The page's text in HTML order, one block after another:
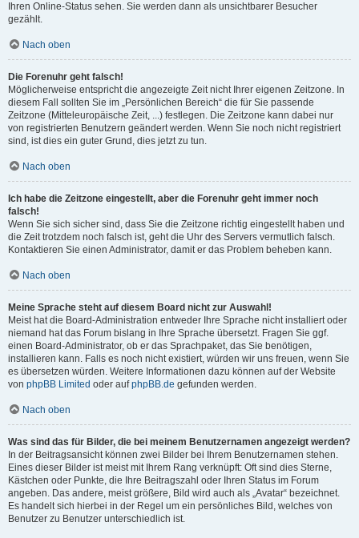
Ihren Online-Status sehen. Sie werden dann als unsichtbarer Besucher
gezählt.
Nach oben
Die Forenuhr geht falsch!
Möglicherweise entspricht die angezeigte Zeit nicht Ihrer eigenen Zeitzone. In
diesem Fall sollten Sie im „Persönlichen Bereich“ die für Sie passende
Zeitzone (Mitteleuropäische Zeit, ...) festlegen. Die Zeitzone kann dabei nur
von registrierten Benutzern geändert werden. Wenn Sie noch nicht registriert
sind, ist dies ein guter Grund, dies jetzt zu tun.
Nach oben
Ich habe die Zeitzone eingestellt, aber die Forenuhr geht immer noch
falsch!
Wenn Sie sich sicher sind, dass Sie die Zeitzone richtig eingestellt haben und
die Zeit trotzdem noch falsch ist, geht die Uhr des Servers vermutlich falsch.
Kontaktieren Sie einen Administrator, damit er das Problem beheben kann.
Nach oben
Meine Sprache steht auf diesem Board nicht zur Auswahl!
Meist hat die Board-Administration entweder Ihre Sprache nicht installiert oder
niemand hat das Forum bislang in Ihre Sprache übersetzt. Fragen Sie ggf.
einen Board-Administrator, ob er das Sprachpaket, das Sie benötigen,
installieren kann. Falls es noch nicht existiert, würden wir uns freuen, wenn Sie
es übersetzen würden. Weitere Informationen dazu können auf der Website
von phpBB Limited oder aufphpBB.de gefunden werden.
Nach oben
Was sind das für Bilder, die bei meinem Benutzernamen angezeigt werden?
In der Beitragsansicht können zwei Bilder bei Ihrem Benutzernamen stehen.
Eines dieser Bilder ist meist mit Ihrem Rang verknüpft: Oft sind dies Sterne,
Kästchen oder Punkte, die Ihre Beitragszahl oder Ihren Status im Forum
angeben. Das andere, meist größere, Bild wird auch als „Avatar“ bezeichnet.
Es handelt sich hierbei in der Regel um ein persönliches Bild, welches von
Benutzer zu Benutzer unterschiedlich ist.